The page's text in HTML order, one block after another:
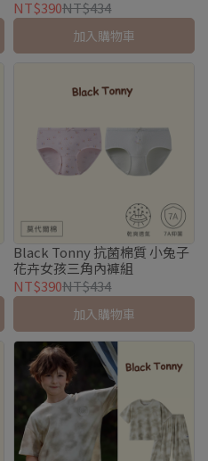
NT$390NT$434
加入購物車
Black Tonny 抗菌棉質 小兔子
花卉女孩三角內褲組
NT$390NT$434
加入購物車